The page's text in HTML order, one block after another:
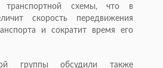
транспортной схемы, что в
скорость передвижения
и сократит время его
группы обсудили также